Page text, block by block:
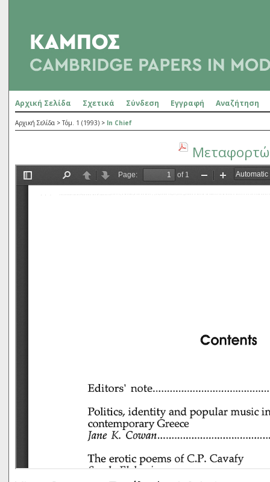
Αρχική Σελίδα Σχετικά Σύνδεση Εγγραφή Αναζήτηση
Αρχική Σελίδα >Τόμ. 1 (1993) > In Chief